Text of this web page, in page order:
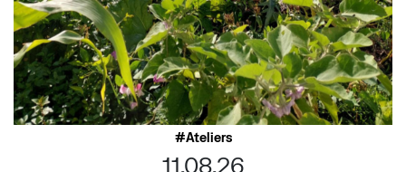
Ateliers
11.08.26